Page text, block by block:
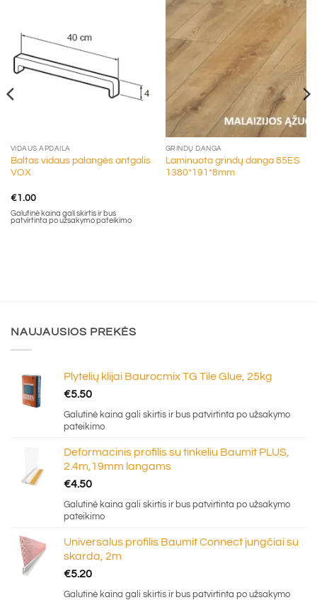
VIDAUS APDAILA
Baltas vidaus palangės antgalis
VOX
€1.00
Galutinė kaina gali skirtis ir bus
patvirtinta po užsakymo pateikimo
GRINDŲ DANGA
Laminuota grindų danga 85ES
1380*191*8mm
NAUJAUSIOS PREKĖS
Plytelių klijai Baurocmix TG Tile Glue, 25kg
€5.50
Galutinė kaina gali skirtis ir bus patvirtinta po užsakymo
pateikimo
Deformacinis profilis su tinkeliu Baumit PLUS,
2.4m,19mm langams
€4.50
Galutinė kaina gali skirtis ir bus patvirtinta po užsakymo
pateikimo
Universalus profilis Baumit Connect jungčiai su
skarda, 2m
€5.20
Galutinė kaina gali skirtis ir bus patvirtinta po užsakymo